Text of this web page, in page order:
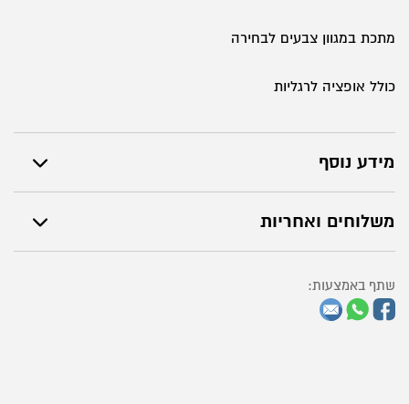
דלתות
מתכת במגוון צבעים לבחירה
כולל אופציה לרגליות
מידע נוסף
משלוחים ואחריות
שתף באמצעות: